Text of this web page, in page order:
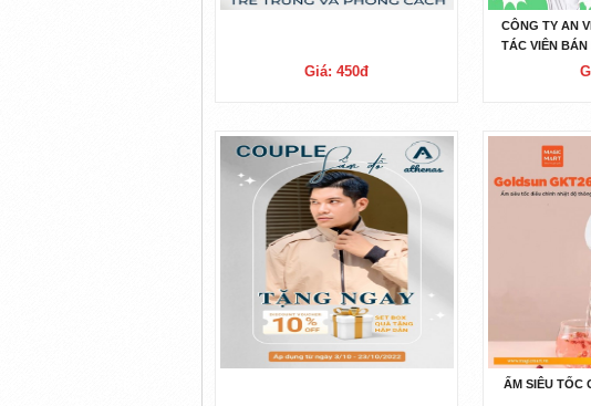
Giá: 450đ
CÔNG TY AN
TÁC VIÊN
ẤM SIÊU TỐC